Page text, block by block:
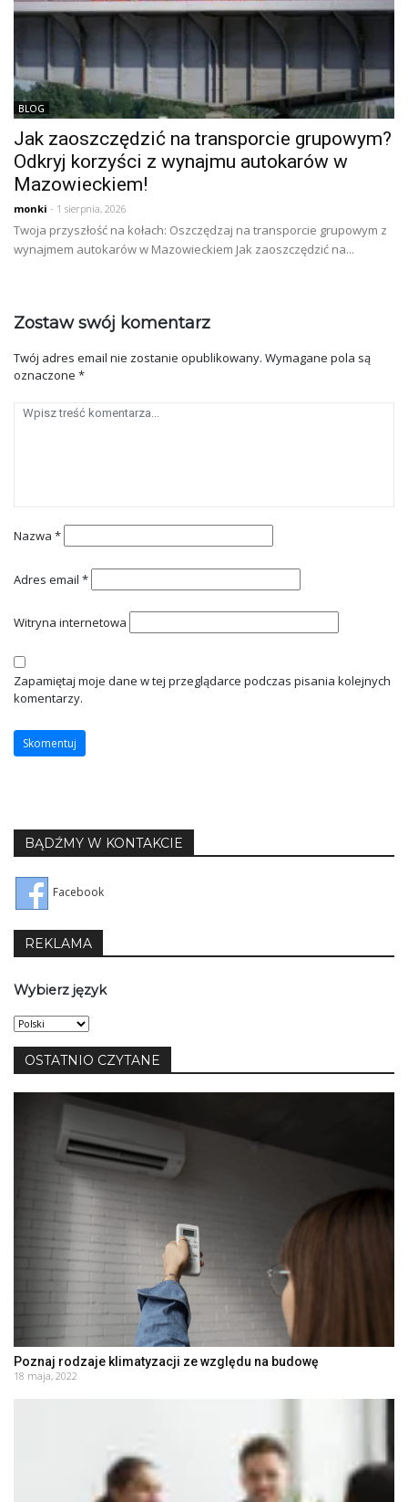
BLOG
Jak zaoszczędzić na transporcie grupowym?
Odkryj korzyści z wynajmu autokarów w
Mazowieckiem!
monki - 1 sierpnia, 2026
Twoja przyszłość na kołach: Oszczędzaj na transporcie grupowym z
wynajmem autokarów w Mazowieckiem Jak zaoszczędzić na...
Zostaw swój komentarz
Twój adres email nie zostanie opublikowany. Wymagane pola są
oznaczone *
Nazwa *
Adres email *
Witryna internetowa
Zapamiętaj moje dane w tej przeglądarce podczas pisania kolejnych
komentarzy.
BĄDŹMY W KONTAKCIE
Facebook
REKLAMA
Wybierz język
Wybierz
język
OSTATNIO CZYTANE
Poznaj rodzaje klimatyzacji ze względu na budowę
18 maja, 2022